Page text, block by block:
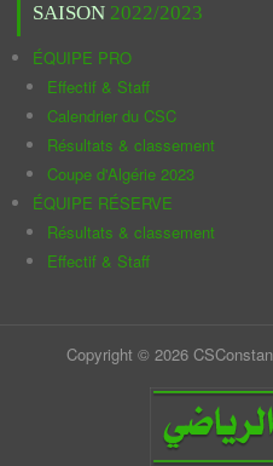
SAISON 2022/2023
ÉQUIPE PRO
Effectif & Staff
Calendrier du CSC
Résultats & classement
Coupe d'Algérie 2023
ÉQUIPE RÉSERVE
Résultats & classement
Effectif & Staff
Copyright © 2026